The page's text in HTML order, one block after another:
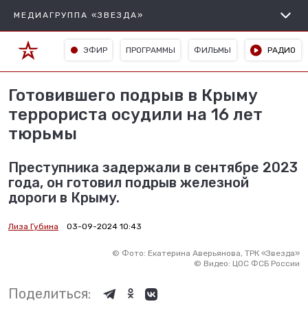
МЕДИАГРУППА «ЗВЕЗДА»
ЭФИР ПРОГРАММЫ ФИЛЬМЫ РАДИО
Готовившего подрыв в Крыму
террориста осудили на 16 лет
тюрьмы
Преступника задержали в сентябре 2023
года, он готовил подрыв железной
дороги в Крыму.
Лиза Губина 03-09-2024 10:43
© Фото: Екатерина Аверьянова, ТРК «Звезда»
© Видео: ЦОС ФСБ России
Поделиться: